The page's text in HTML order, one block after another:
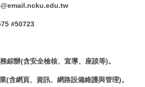
#50723
綜辦(含安全檢核、宣導、座談等)。
(含網頁、資訊、網路設備維護與管理)。